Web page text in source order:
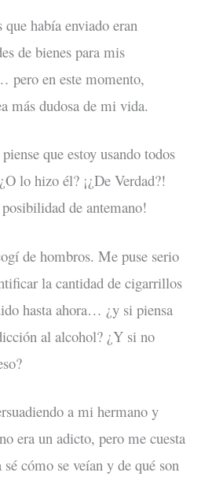
que había enviado eran
de bienes para mis
pero en este momento,
más dudosa de mi vida.
que estoy usando todos
lo hizo él? ¡¿De Verdad?!
posibilidad de antemano!
de hombros. Me puse serio
la cantidad de cigarrillos
hasta ahora… ¿y si piensa
al alcohol? ¿Y si no
a mi hermano y
era un adicto, pero me cuesta
cómo se veían y de qué son